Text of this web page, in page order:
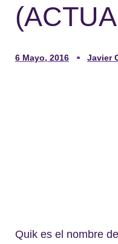
6 Mayo, 2016 Javier
Quik es el nombre